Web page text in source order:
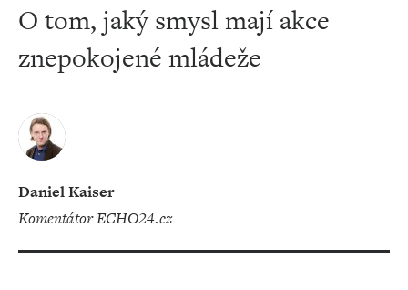
O tom, jaký smysl mají akce
znepokojené mládeže
Daniel Kaiser
komentátor ECHO24.cz